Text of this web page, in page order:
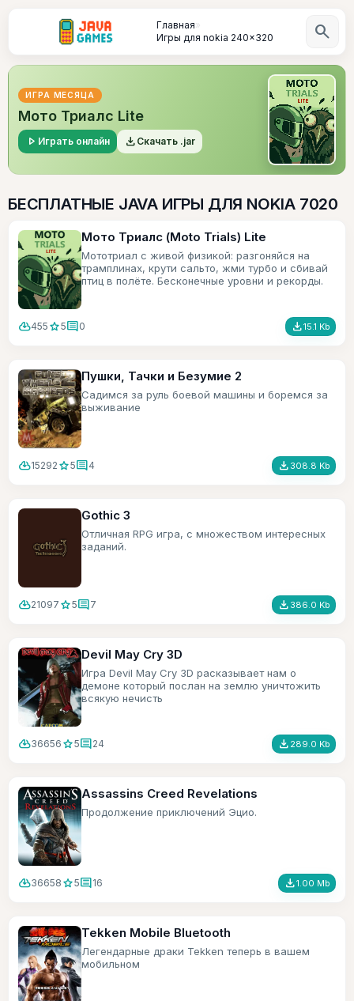
Главная»
Игры для nokia 240x320
search
ИГРА МЕСЯЦА
Мото Триалс Lite
play_arrow Играть онлайн file_download Скачать .jar
БЕСПЛАТНЫЕ JAVA ИГРЫ ДЛЯ NOKIA 7020
Мото Триалс (Moto Trials) Lite
Мототриал с живой физикой: разгоняйся на
трамплинах, крути сальто, жми турбо и сбивай
птиц в полёте. Бесконечные уровни и рекорды.
cloud_download455 star5comment0 file_download15.1 Kb
Пушки, Тачки и Безумие 2
Садимся за руль боевой машины и боремся за
выживание
cloud_download15292 star5comment4 file_download 308.8 Kb
Gothic 3
Отличная RPG игра, с множеством интересных
заданий.
cloud_download21097 star5comment7 file_download 386.0 Kb
Devil May Cry 3D
Игра Devil May Cry 3D расказывает нам о
демоне который послан на землю уничтожить
всякую нечисть
cloud_download36656 star5comment24 file_download 289.0 Kb
Assassins Creed Revelations
Продолжение приключений Эцио.
cloud_download36658 star5comment16 file_download1.00 Mb
Tekken Mobile Bluetooth
Легендарные драки Tekken теперь в вашем
мобильном